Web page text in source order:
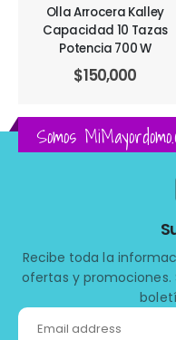
Olla Arrocera Kalley
Capacidad 10 Tazas
Potencia 700 W
$150,000
Somos
Recibe toda la
ofertas y